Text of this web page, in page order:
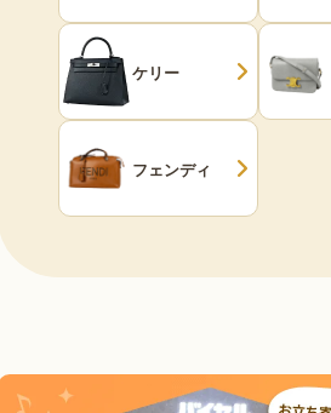
ケリー
フェンディ